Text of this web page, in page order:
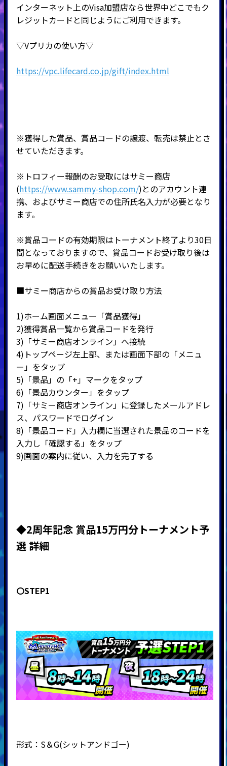
インターネット上のVisa加盟店なら世界中どこでもク
レジットカードと同じようにご利用できます。
▽Vプリカの使い方▽
https://vpc.lifecard.co.jp/gift/index.html
※獲得した賞品、賞品コードの譲渡、転売は禁止とさ
せていただきます。
※トロフィー報酬のお受取にはサミー商店
(https://www.sammy-shop.com/)とのアカウント連
携、およびサミー商店での住所氏名入力が必要となり
ます。
※賞品コードの有効期限はトーナメント終了より30日
間となっておりますので、賞品コードお受け取り後は
お早めに配送手続きをお願いいたします。
■サミー商店からの賞品お受け取り方法
1)ホーム画面メニュー「賞品獲得」
2)獲得賞品一覧から賞品コードを発行
3) 「サミー商店オンライン」へ接続
4) トップページ左上部、または画面下部の「メニュ
ー」をタップ
5) 「景品」の「+」マークをタップ
6) 「景品カウンター」をタップ
7) 「サミー商店オンライン」に登録したメールアドレ
ス、パスワードでログイン
8) 「景品コード」入力欄に当選された景品のコードを
入力し「確認する」をタップ
9)画面の案内に従い、入力を完了する
◆2周年記念 賞品15万円分トーナメント予
選 詳細
〇STEP1
形式： S＆G(シットアンドゴー)